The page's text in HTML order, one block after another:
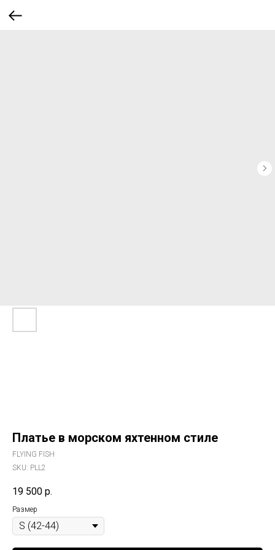
Платье в морском яхтенном стиле
FLYING FISH
SKU: PLL2
19 500 р.
Размер